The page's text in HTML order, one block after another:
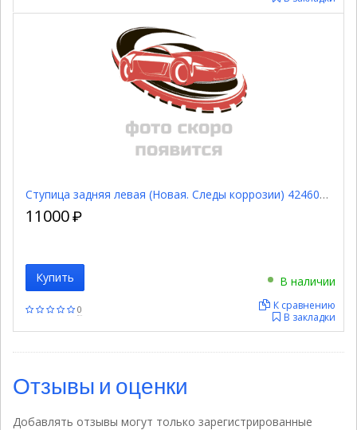
Ступица задняя левая (Новая. Следы коррозии) 4246060030
0
11000₽
В наличии
В закладки
К сравнению
Купить
Отзывы и оценки
Добавлять отзывы могут только зарегистрированные